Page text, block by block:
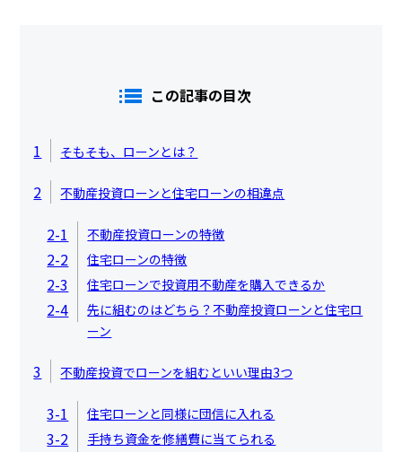
この記事の目次
1 そもそも、ローンとは？
2 不動産投資ローンと住宅ローンの相違点
2-1 不動産投資ローンの特徴
2-2 住宅ローンの特徴
2-3 住宅ローンで投資用不動産を購入できるか
2-4
先に組むのはどちら？不動産投資ローンと住宅ロ
ーン
3 不動産投資でローンを組むといい理由3つ
3-1 住宅ローンと同様に団信に入れる
3-2 手持ち資金を修繕費に当てられる